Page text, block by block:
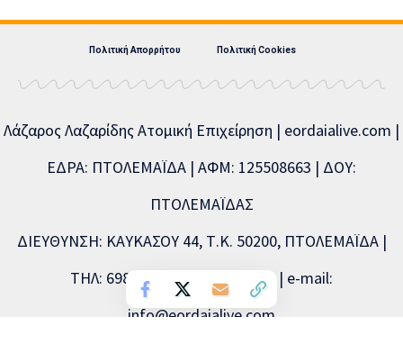
Πολιτική Απορρήτου Πολιτική Cookies
Λάζαρος Λαζαρίδης Ατομική Επιχείρηση | eordaialive.com |
ΕΔΡΑ: ΠΤΟΛΕΜΑΪΔΑ | ΑΦΜ: 125508663 | ΔΟΥ:
ΠΤΟΛΕΜΑΪΔΑΣ
ΔΙΕΥΘΥΝΣΗ: ΚΑΥΚΑΣΟΥ 44, Τ.Κ. 50200, ΠΤΟΛΕΜΑΪΔΑ |
ΤΗΛ: 6981893715, 2463504856 | e-mail:
info@eordaialive.com